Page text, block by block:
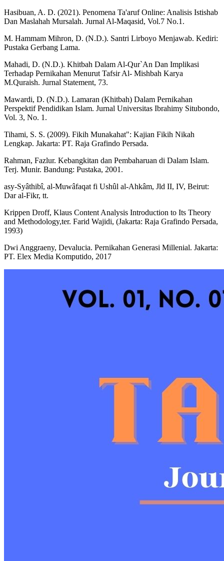
Hasibuan, A. D. (2021). Penomena Ta'aruf Online: Analisis Istishab
Dan Maslahah Mursalah. Jurnal Al-Maqasid, Vol.7 No.1.
M. Hammam Mihron, D. (N.D.). Santri Lirboyo Menjawab. Kediri:
Pustaka Gerbang Lama.
Mahadi, D. (N.D.). Khitbah Dalam Al-Qur`An Dan Implikasi
Terhadap Pernikahan Menurut Tafsir Al- Mishbah Karya
M.Quraish. Jurnal Statement, 73.
Mawardi, D. (N.D.). Lamaran (Khitbah) Dalam Pernikahan
Perspektif Pendidikan Islam. Jurnal Universitas Ibrahimy Situbondo,
Vol. 3, No. 1.
Tihami, S. S. (2009). Fikih Munakahat": Kajian Fikih Nikah
Lengkap. Jakarta: PT. Raja Grafindo Persada.
Rahman, Fazlur. Kebangkitan dan Pembaharuan di Dalam Islam.
Terj. Munir. Bandung: Pustaka, 2001.
asy-Syâthibî, al-Muwâfaqat fi Ushûl al-Ahkâm, Jld II, IV, Beirut:
Dar al-Fikr, tt.
Krippen Droff, Klaus Content Analysis Introduction to Its Theory
and Methodology,ter. Farid Wajidi, (Jakarta: Raja Grafindo Persada,
1993)
Dwi Anggraeny, Devalucia. Pernikahan Generasi Millenial. Jakarta:
PT. Elex Media Komputido, 2017